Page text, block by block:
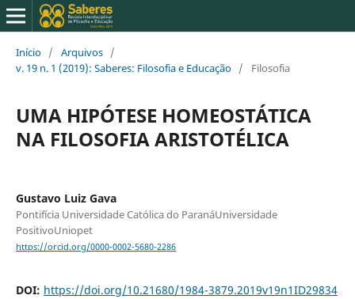
Início / Arquivos /
v. 19 n. 1 (2019): Saberes: Filosofia e Educação / Filosofia
UMA HIPÓTESE HOMEOSTÁTICA
NA FILOSOFIA ARISTOTÉLICA
Gustavo Luiz Gava
Pontifícia Universidade Católica do ParanáUniversidade
PositivoUniopet
https://orcid.org/0000-0002-5680-2286
DOI: https://doi.org/10.21680/1984-3879.2019v19n1ID29834